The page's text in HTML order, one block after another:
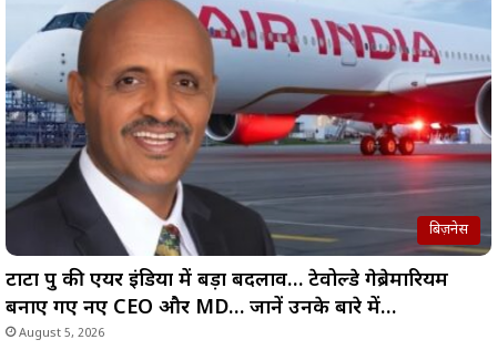
बिज़नेस
टाटा ग्रुप की एयर इंडिया में बड़ा बदलाव… टेवोल्डे गेब्रेमारियम
बनाए गए नए CEO और MD… जानें उनके बारे में…
August 5, 2026